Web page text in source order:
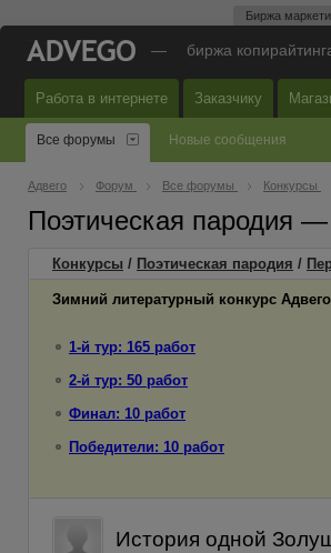
Биржа
— биржа
Работа в интернете Заказчику
Все форумы Новые сообщения
Адвего Форум Все форумы Конкурсы
Поэтическая пародия
Конкурсы / Поэтическая пародия /
Зимний литературный конкурс
1-й тур: 165 работ
2-й тур: 50 работ
Финал: 10 работ
Победители: 10 работ
История одной